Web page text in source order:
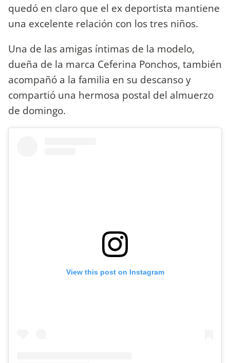
quedó en claro que el ex deportista mantiene
una excelente relación con los tres niños.
Una de las amigas íntimas de la modelo,
dueña de la marca Ceferina Ponchos, también
acompañó a la familia en su descanso y
compartió una hermosa postal del almuerzo
de domingo.
View this post on Instagram